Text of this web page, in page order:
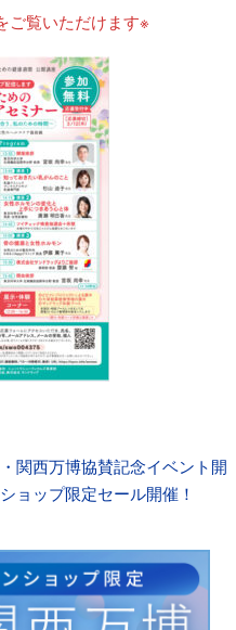
ご覧いただけます※
関西万博協賛記念イベント開
ョップ限定セール開催！